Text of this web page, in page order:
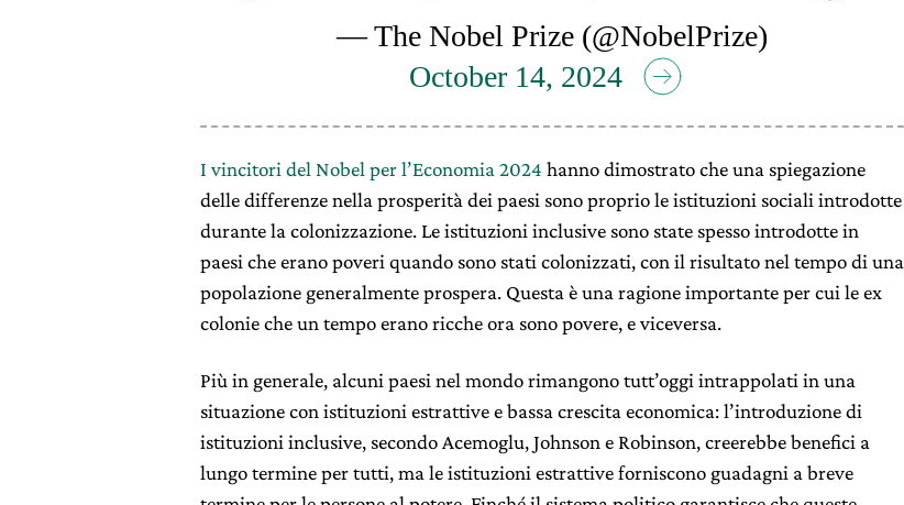
— The Nobel Prize (@NobelPrize)
October 14, 2024
I vincitori del Nobel per l’Economia 2024 hanno dimostrato che una spiegazione
delle differenze nella prosperità dei paesi sono proprio le istituzioni sociali introdotte
durante la colonizzazione. Le istituzioni inclusive sono state spesso introdotte in
paesi che erano poveri quando sono stati colonizzati, con il risultato nel tempo di una
popolazione generalmente prospera. Questa è una ragione importante per cui le ex
colonie che un tempo erano ricche ora sono povere, e viceversa.
Più in generale, alcuni paesi nel mondo rimangono tutt’oggi intrappolati in una
situazione con istituzioni estrattive e bassa crescita economica: l’introduzione di
istituzioni inclusive, secondo Acemoglu, Johnson e Robinson, creerebbe benefici a
lungo termine per tutti, ma le istituzioni estrattive forniscono guadagni a breve